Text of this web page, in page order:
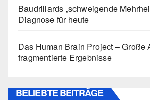
Baudrillards „schweigende
Diagnose für heute
Das Human Brain Project – Große
fragmentierte Ergebnisse
BELIEBTE BEITRÄGE